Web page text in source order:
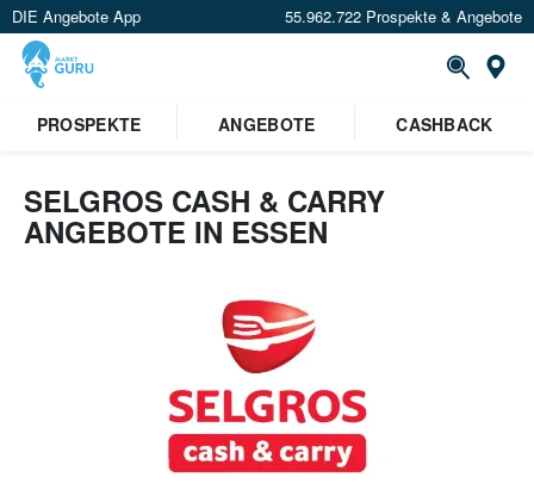
DIE Angebote App 55.962.722 Prospekte & Angebote
PROSPEKTE
ANGEBOTE CASHBACK
SELGROS CASH & CARRY
ANGEBOTE IN ESSEN